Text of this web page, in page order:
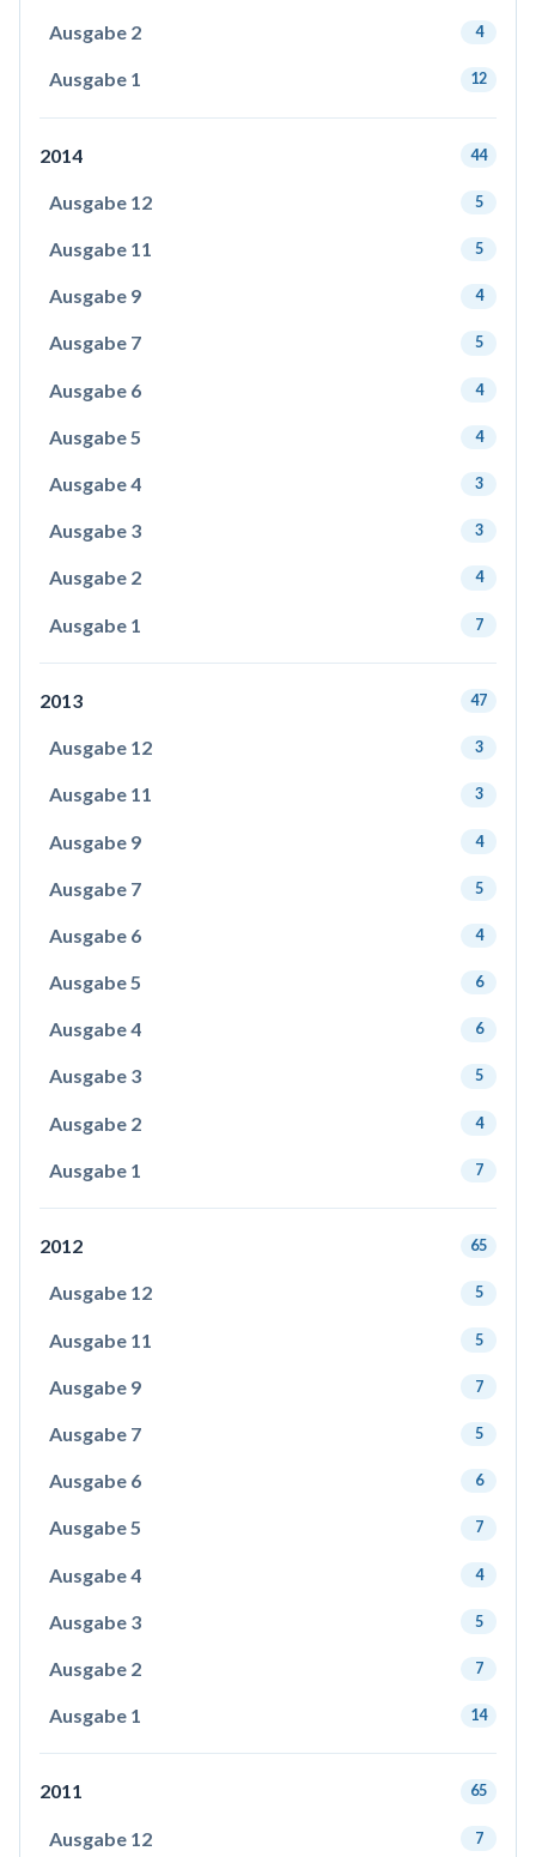
Ausgabe 2 4
Ausgabe 1 12
2014 44
Ausgabe 12 5
Ausgabe 11 5
Ausgabe 9 4
Ausgabe 7 5
Ausgabe 6 4
Ausgabe 5 4
Ausgabe 4 3
Ausgabe 3 3
Ausgabe 2 4
Ausgabe 1 7
2013 47
Ausgabe 12 3
Ausgabe 11 3
Ausgabe 9 4
Ausgabe 7 5
Ausgabe 6 4
Ausgabe 5 6
Ausgabe 4 6
Ausgabe 3 5
Ausgabe 2 4
Ausgabe 1 7
2012 65
Ausgabe 12 5
Ausgabe 11 5
Ausgabe 9 7
Ausgabe 7 5
Ausgabe 6 6
Ausgabe 5 7
Ausgabe 4 4
Ausgabe 3 5
Ausgabe 2 7
Ausgabe 1 14
2011 65
Ausgabe 12 7